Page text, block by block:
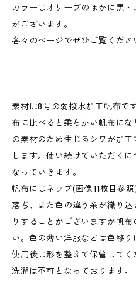
カラーはオリーブのほかに黒
がございます。
各々のページでぜひご覧くださ
素材は8号の弱撥水加工帆布で
布に比べると柔らかい帆布に
の素材のため生じるシワが加
します。使い続けていただく
なっていきます。
帆布にはネップ(画像11枚目参
落ち、また色の違う糸が織り
りすることがございますが帆
い。色の薄い洋服などは色移り
使用後は形を整えて保管してく
洗濯は不可となっております。